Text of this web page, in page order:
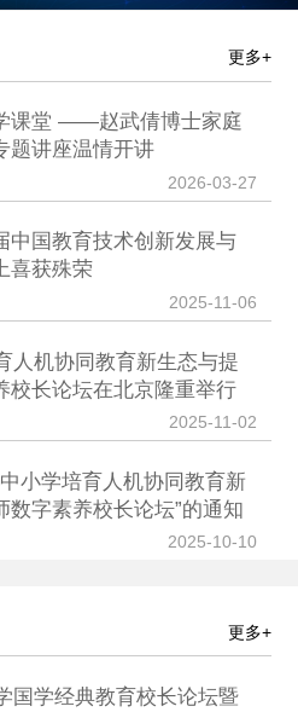
更多+
课堂 ——赵武倩博士家庭
题讲座温情开讲
2026-03-27
中国教育技术创新发展与
喜获殊荣
2025-11-06
人机协同教育新生态与提
校长论坛在北京隆重举行
2025-11-02
小学培育人机协同教育新
数字素养校长论坛”的通知
2025-10-10
更多+
国学经典教育校长论坛暨